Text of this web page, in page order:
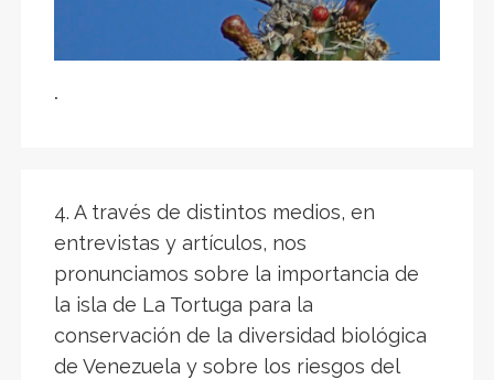
.
4. A través de distintos medios, en
entrevistas y artículos, nos
pronunciamos sobre la importancia de
la isla de La Tortuga para la
conservación de la diversidad biológica
de Venezuela y sobre los riesgos del